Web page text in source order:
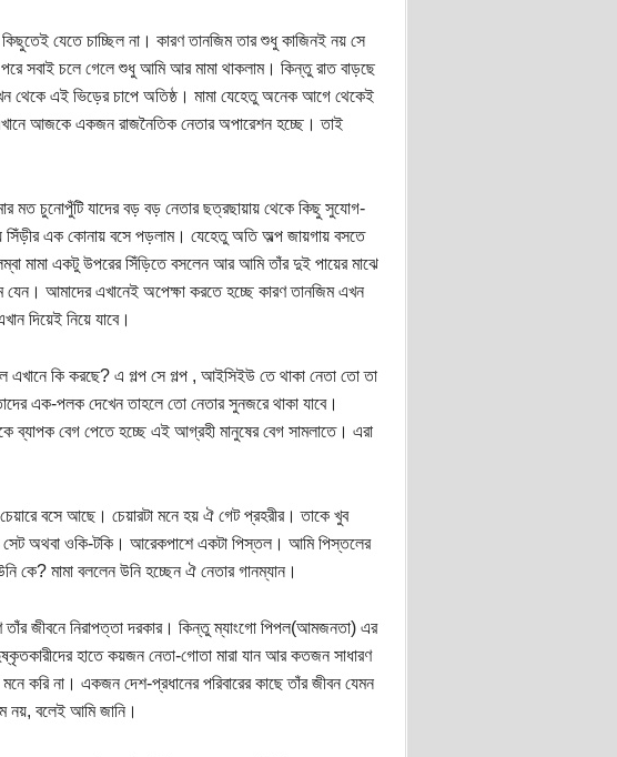
যেতে চাচ্ছিল না। কারণ তানজিম তার শুধু কাজিনই নয় সে
সবাই চলে গেলে শুধু আমি আর মামা থাকলাম। কিন্তু রাত বাড়ছে
থেকে এই ভিড়ের চাপে অতিষ্ঠ। মামা যেহেতু অনেক আগে থেকেই
এখানে আজকে একজন রাজনৈতিক নেতার অপারেশন হচ্ছে। তাই
মত চুনোপুঁটি যাদের বড় বড় নেতার ছত্রছায়ায় থেকে কিছু সুযোগ-
সিঁড়ীর এক কোনায় বসে পড়লাম। যেহেতু অতি অল্প জায়গায় বসতে
মামা একটু উপরের সিঁড়িতে বসলেন আর আমি তাঁর দুই পায়ের মাঝে
যেন। আমাদের এখানেই অপেক্ষা করতে হচ্ছে কারণ তানজিম এখন
দিয়েই নিয়ে যাবে।
এখানে কি করছে? এ গল্প সে গল্প , আইসিইউ তে থাকা নেতা তো তা
এক-পলক দেখেন তাহলে তো নেতার সুনজরে থাকা যাবে।
বেগ পেতে হচ্ছে এই আগ্রহী মানুষের বেগ সামলাতে। এরা
বসে আছে। চেয়ারটা মনে হয় ঐ গেট প্রহরীর। তাকে খুব
সেট অথবা ওকি-টকি। আরেকপাশে একটা পিস্তল। আমি পিস্তলের
কে? মামা বললেন উনি হচ্ছেন ঐ নেতার গানম্যান।
তাঁর জীবনে নিরাপত্তা দরকার। কিন্তু ম্যাংগো পিপল(আমজনতা) এর
হাতে কয়জন নেতা-গোতা মারা যান আর কতজন সাধারণ
করি না। একজন দেশ-প্রধানের পরিবারের কাছে তাঁর জীবন যেমন
নয়, বলেই আমি জানি।